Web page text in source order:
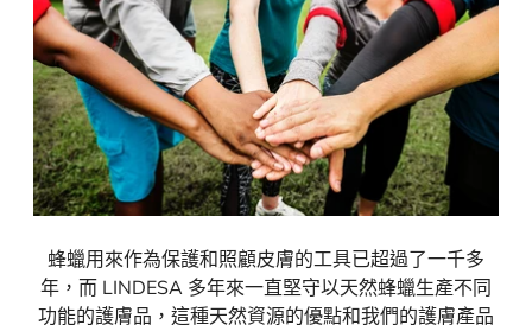
蜂蠟用來作為保護和照顧皮膚的工具已超過了一千多
年，而 LINDESA 多年來一直堅守以天然蜂蠟生產不同
功能的護膚品，這種天然資源的優點和我們的護膚產品